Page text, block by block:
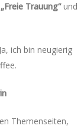
„Freie Trauung“und
ich bin neugierig
Themenseiten,